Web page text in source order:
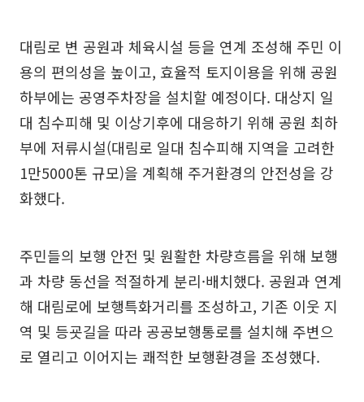
대림로 변 공원과 체육시설 등을 연계 조성해 주민 이
용의 편의성을 높이고, 효율적 토지이용을 위해 공원
하부에는 공영주차장을 설치할 예정이다. 대상지 일
대 침수피해 및 이상기후에 대응하기 위해 공원 최하
부에 저류시설(대림로 일대 침수피해 지역을 고려한
1만5000톤 규모)을 계획해 주거환경의 안전성을 강
화했다.
주민들의 보행 안전 및 원활한 차량흐름을 위해 보행
과 차량 동선을 적절하게 분리·배치했다. 공원과 연계
해 대림로에 보행특화거리를 조성하고, 기존 이웃 지
역 및 등굣길을 따라 공공보행통로를 설치해 주변으
로 열리고 이어지는 쾌적한 보행환경을 조성했다.